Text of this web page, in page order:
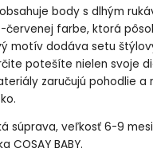
body s dlhým
červenej farbe, ktorá
motív dodáva setu
potešíte nielen svoje
zaručujú pohodlie a
súprava, veľkosť 6-9
COSAY BABY.